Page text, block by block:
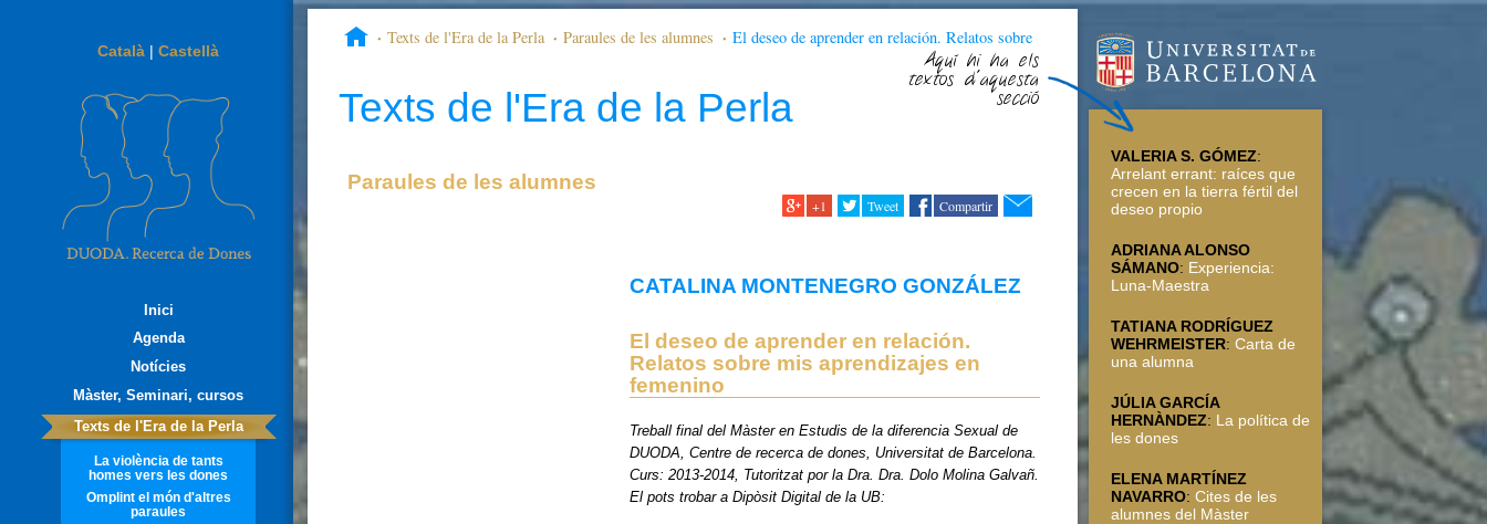
Català |Castellà
Inici
Agenda
Notícies
Màster, Seminari, cursos
Texts de l'Era de la Perla
La violència de tants
homes vers les dones
Omplint el món d'altres
paraules
Texts de l'Era de la Perla Paraules de les alumnes
El deseo de aprender en relación. Relatos sobre
Aquí hi ha els
textos d'aquesta
secció
Texts de l'Era de la Perla
Paraules de les alumnes
+1 Tweet Compartir
CATALINA MONTENEGRO GONZÁLEZ
El deseo de aprender en relación.
Relatos sobre mis aprendizajes en
femenino
Treball final del Màster en Estudis de la diferencia Sexual de
DUODA, Centre de recerca de dones, Universitat de Barcelona.
Curs: 2013-2014, Tutoritzat por la Dra. Dra. Dolo Molina Galvañ.
El pots trobar a Dipòsit Digital de la UB:
VALERIA S. GÓMEZ:
Arrelant errant: raíces que
crecen en la tierra fértil del
deseo propio
ADRIANA ALONSO
SÁMANO: Experiencia:
Luna-Maestra
TATIANA RODRÍGUEZ
WEHRMEISTER:Carta de
una alumna
JÚLIA GARCÍA
HERNÀNDEZ: La política de
les dones
ELENA MARTÍNEZ
NAVARRO:Cites de les
alumnes del Màster